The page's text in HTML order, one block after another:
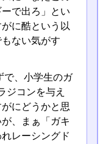
で出ろ」とい
に酷という以
ない気がす
で、小学生のガ
ジコンを与え
にどうかと思
、まぁ「ガキ
レーシングド